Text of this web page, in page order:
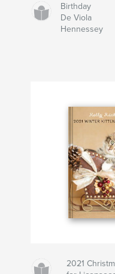
Birthday
De Viola
Hennessey
2021